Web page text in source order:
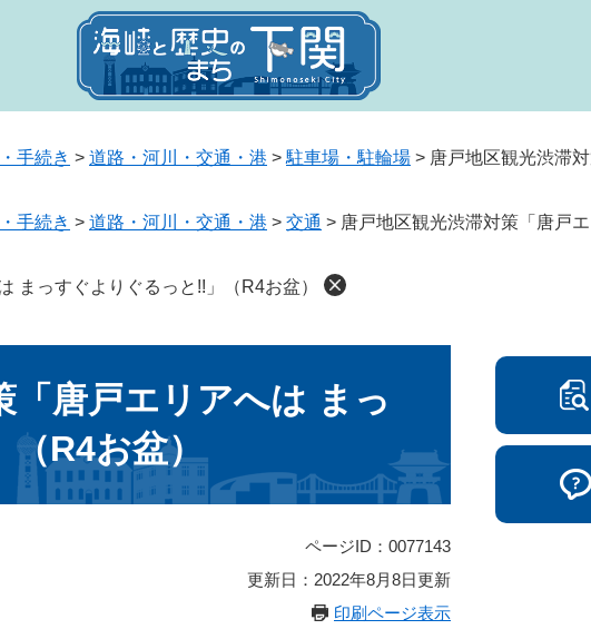
手続き > 道路・河川・交通・港 > 駐車場・駐輪場 > 唐戸地区観光渋滞
手続き > 道路・河川・交通・港 > 交通 > 唐戸地区観光渋滞対策「唐戸
まっすぐよりぐるっと!!」（R4お盆）
「唐戸エリアへは まっ
R4お盆）
ページID：0077143
更新日：2022年8月8日更新
印刷ページ表示